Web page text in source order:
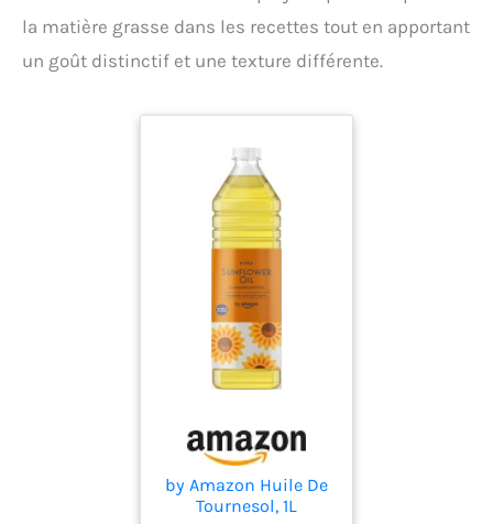
la matière grasse dans les recettes tout en apportant
un goût distinctif et une texture différente.
by Amazon Huile De
Tournesol, 1L